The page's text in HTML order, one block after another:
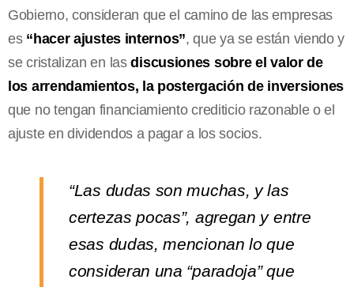
Gobierno, consideran que el camino de las empresas
es “hacer ajustes internos”, que ya se están viendo y
se cristalizan en lasdiscusiones sobre el valor de
los arrendamientos, la postergación de inversiones
que no tengan financiamiento crediticio razonable o el
ajuste en dividendos a pagar a los socios.
“Las dudas son muchas, y las
certezas pocas”, agregan y entre
esas dudas, mencionan lo que
consideran una “paradoja” que